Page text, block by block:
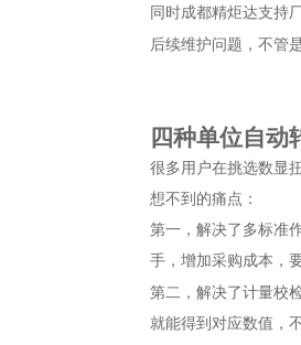
同时成都精炬达支持
后续维护问题，不管
四种单位自动
很多用户在挑选数显
想不到的痛点：
第一，解决了多标准
手，增加采购成本，
第二，解决了计量校
就能得到对应数值，